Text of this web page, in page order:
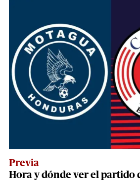
Previa
Hora y dónde ver el partido